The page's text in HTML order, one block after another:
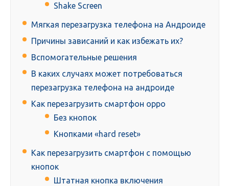
Shake Screen
Мягкая перезагрузка телефона на Андроиде
Причины зависаний и как избежать их?
Вспомогательные решения
В каких случаях может потребоваться
перезагрузка телефона на андроиде
Как перезагрузить смартфон oppo
Без кнопок
Кнопками «hard reset»
Как перезагрузить смартфон с помощью
кнопок
Штатная кнопка включения